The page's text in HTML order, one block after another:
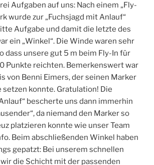
Aufgaben auf uns: Nach einem „Fly-
wurde zur „Fuchsjagd mit Anlauf“
Aufgabe und damit die letzte des
ein „Winkel“. Die Winde waren sehr
dass unsere gut 5 m beim Fly-In für
Punkte reichten. Bemerkenswert war
von Benni Eimers, der seinen Marker
setzen konnte. Gratulation! Die
bescherte uns dann immerhin
da niemand den Marker so
platzieren konnte wie unser Team
Beim abschließenden Winkel haben
gepatzt: Bei unserem schnellen
die Schicht mit der passenden